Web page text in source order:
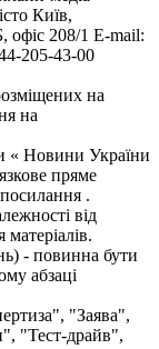
Київ,
208/1 E-mail:
205-43-00
на
на
« Новини України
пряме
.
від
- повинна бути
абзаці
"Заява",
"Тест-драйв",